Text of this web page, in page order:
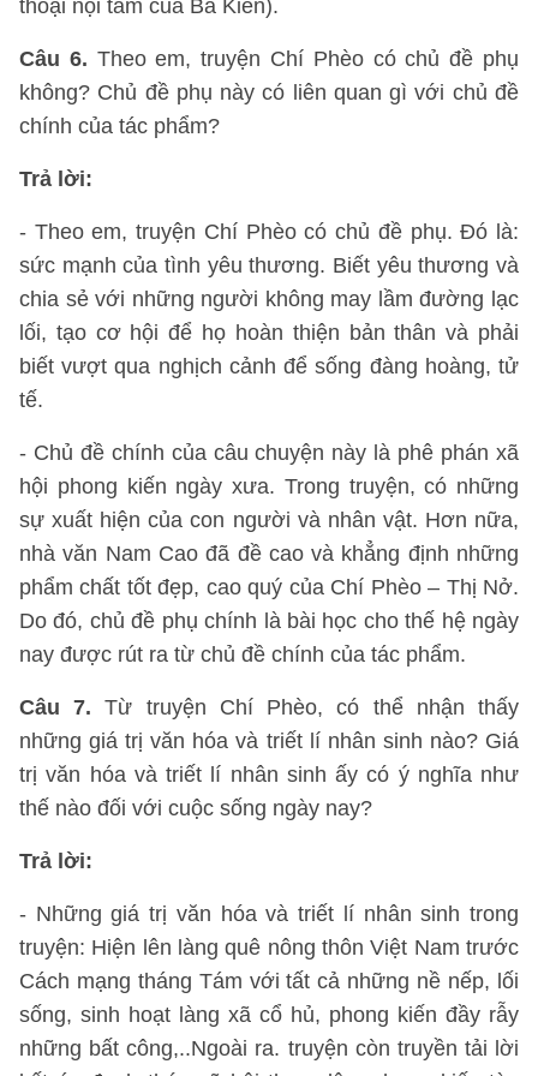
thoại nội tâm của Bá Kiến).
Câu 6. Theo em, truyện Chí Phèo có chủ đề phụ
không? Chủ đề phụ này có liên quan gì với chủ đề
chính của tác phẩm?
Trả lời:
- Theo em, truyện Chí Phèo có chủ đề phụ. Đó là:
sức mạnh của tình yêu thương. Biết yêu thương và
chia sẻ với những người không may lầm đường lạc
lối, tạo cơ hội để họ hoàn thiện bản thân và phải
biết vượt qua nghịch cảnh để sống đàng hoàng, tử
tế.
- Chủ đề chính của câu chuyện này là phê phán xã
hội phong kiến ngày xưa. Trong truyện, có những
sự xuất hiện của con người và nhân vật. Hơn nữa,
nhà văn Nam Cao đã đề cao và khẳng định những
phẩm chất tốt đẹp, cao quý của Chí Phèo – Thị Nở.
Do đó, chủ đề phụ chính là bài học cho thế hệ ngày
nay được rút ra từ chủ đề chính của tác phẩm.
Câu 7. Từ truyện Chí Phèo, có thể nhận thấy
những giá trị văn hóa và triết lí nhân sinh nào? Giá
trị văn hóa và triết lí nhân sinh ấy có ý nghĩa như
thế nào đối với cuộc sống ngày nay?
Trả lời:
- Những giá trị văn hóa và triết lí nhân sinh trong
truyện: Hiện lên làng quê nông thôn Việt Nam trước
Cách mạng tháng Tám với tất cả những nề nếp, lối
sống, sinh hoạt làng xã cổ hủ, phong kiến đầy rẫy
những bất công,..Ngoài ra. truyện còn truyền tải lời